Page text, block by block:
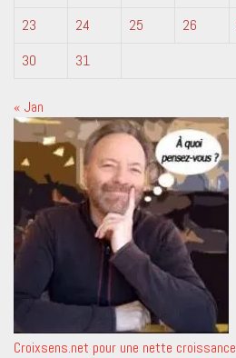
23
24 25 26
30
31
« Jan
Croixsens.net pour une nette croissance